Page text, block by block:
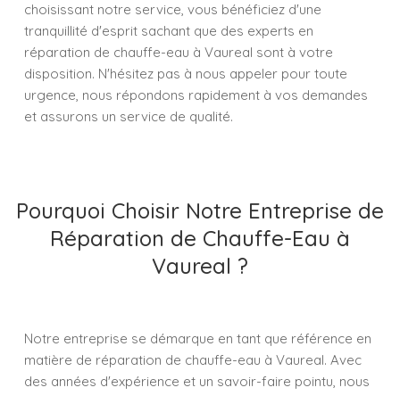
choisissant notre service, vous bénéficiez d'une
tranquillité d'esprit sachant que des experts en
réparation de chauffe-eau à Vaureal sont à votre
disposition. N'hésitez pas à nous appeler pour toute
urgence, nous répondons rapidement à vos demandes
et assurons un service de qualité.
Pourquoi Choisir Notre Entreprise de
Réparation de Chauffe-Eau à
Vaureal ?
Notre entreprise se démarque en tant que référence en
matière de réparation de chauffe-eau à Vaureal. Avec
des années d'expérience et un savoir-faire pointu, nous